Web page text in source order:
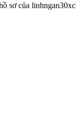
sơ của